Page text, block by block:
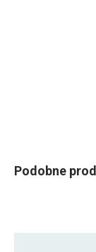
Podobne